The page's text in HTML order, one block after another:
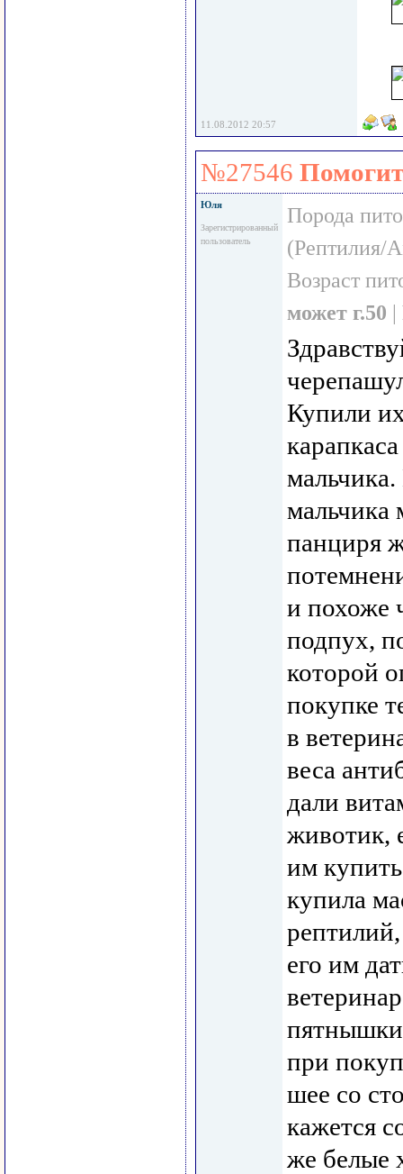
11.08.2012 20:57
№27546
Юля
Зарегистрированный
пользователь
Порода
(Рептилия/
Возраст
может г.50 |
Купили
мальчика
панциря
и похоже
подпух,
которой
покупке
в
веса
дали
животик,
им
купила
его им
при
шее со
кажется
же белые